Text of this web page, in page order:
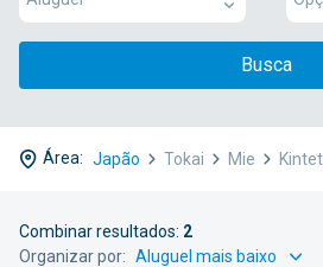
Busca
Área: Japão Tokai Mie
Combinar resultados: 2
Organizar por: